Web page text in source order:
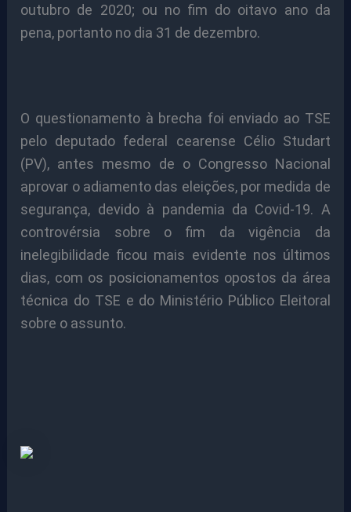
outubro de 2020; ou no fim do oitavo ano da
pena, portanto no dia 31 de dezembro.
O questionamento à brecha foi enviado ao TSE
pelo deputado federal cearense Célio Studart
(PV), antes mesmo de o Congresso Nacional
aprovar o adiamento das eleições, por medida de
segurança, devido à pandemia da Covid-19. A
controvérsia sobre o fim da vigência da
inelegibilidade ficou mais evidente nos últimos
dias, com os posicionamentos opostos da área
técnica do TSE e do Ministério Público Eleitoral
sobre o assunto.